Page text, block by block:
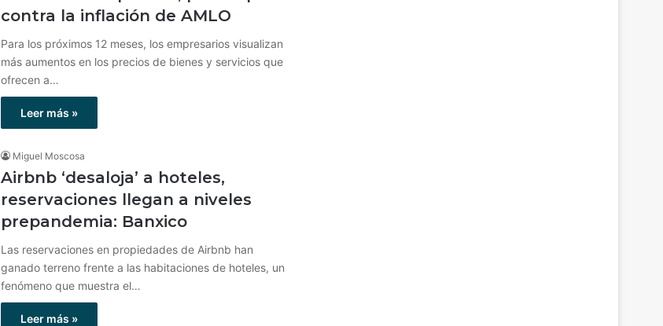
contra la inflación de AMLO
Para los próximos 12 meses, los empresarios visualizan
más aumentos en los precios de bienes y servicios que
ofrecen a…
Leer más »
Miguel Moscosa
Airbnb ‘desaloja’ a hoteles,
reservaciones llegan a niveles
prepandemia: Banxico
Las reservaciones en propiedades de Airbnb han
ganado terreno frente a las habitaciones de hoteles, un
fenómeno que muestra el…
Leer más »